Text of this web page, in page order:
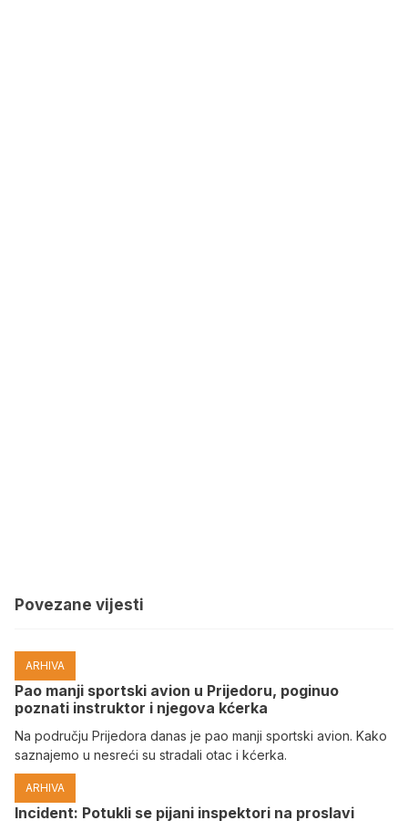
Povezane vijesti
ARHIVA
Pao manji sportski avion u Prijedoru, poginuo
poznati instruktor i njegova kćerka
Na području Prijedora danas je pao manji sportski avion. Kako
saznajemo u nesreći su stradali otac i kćerka.
ARHIVA
Incident: Potukli se pijani inspektori na proslavi